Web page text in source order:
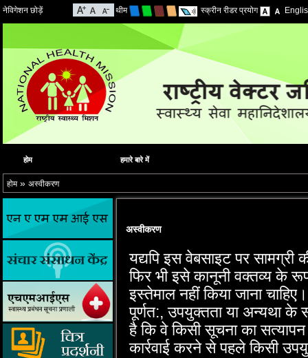
नेविगेशन छोड़ें थीम स्क्रीन रीडर प्रयोग
होम हमारे बारे में
होम» अस्वीकरण
अस्वीकरण
यद्यपि इस वेबसाइट पर
फिर भी इसे कानूनी वक्‍तव्‍य के रूप
इस्‍तेमाल नहीं किया जाना
पूर्णत:, उपयुक्‍तता या अन्‍यथा के
है कि वे किसी सूचना का
कार्रवाई करने से पहले किसी